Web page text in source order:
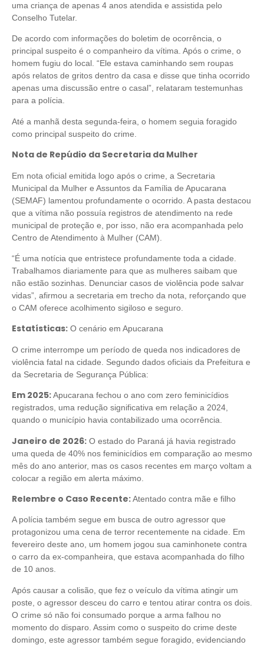
uma criança de apenas 4 anos atendida e assistida pelo
Conselho Tutelar.
De acordo com informações do boletim de ocorrência, o
principal suspeito é o companheiro da vítima. Após o crime, o
homem fugiu do local. “Ele estava caminhando sem roupas
após relatos de gritos dentro da casa e disse que tinha ocorrido
apenas uma discussão entre o casal”, relataram testemunhas
para a polícia.
Até a manhã desta segunda-feira, o homem seguia foragido
como principal suspeito do crime.
Nota de Repúdio da Secretaria da Mulher
Em nota oficial emitida logo após o crime, a Secretaria
Municipal da Mulher e Assuntos da Família de Apucarana
(SEMAF) lamentou profundamente o ocorrido. A pasta destacou
que a vítima não possuía registros de atendimento na rede
municipal de proteção e, por isso, não era acompanhada pelo
Centro de Atendimento à Mulher (CAM).
“É uma notícia que entristece profundamente toda a cidade.
Trabalhamos diariamente para que as mulheres saibam que
não estão sozinhas. Denunciar casos de violência pode salvar
vidas”, afirmou a secretaria em trecho da nota, reforçando que
o CAM oferece acolhimento sigiloso e seguro.
Estatísticas: O cenário em Apucarana
O crime interrompe um período de queda nos indicadores de
violência fatal na cidade. Segundo dados oficiais da Prefeitura e
da Secretaria de Segurança Pública:
Em 2025:Apucarana fechou o ano com zero feminicídios
registrados, uma redução significativa em relação a 2024,
quando o município havia contabilizado uma ocorrência.
Janeiro de 2026: O estado do Paraná já havia registrado
uma queda de 40% nos feminicídios em comparação ao mesmo
mês do ano anterior, mas os casos recentes em março voltam a
colocar a região em alerta máximo.
Relembre o Caso Recente:Atentado contra mãe e filho
A polícia também segue em busca de outro agressor que
protagonizou uma cena de terror recentemente na cidade. Em
fevereiro deste ano, um homem jogou sua caminhonete contra
o carro da ex-companheira, que estava acompanhada do filho
de 10 anos.
Após causar a colisão, que fez o veículo da vítima atingir um
poste, o agressor desceu do carro e tentou atirar contra os dois.
O crime só não foi consumado porque a arma falhou no
momento do disparo. Assim como o suspeito do crime deste
domingo, este agressor também segue foragido, evidenciando